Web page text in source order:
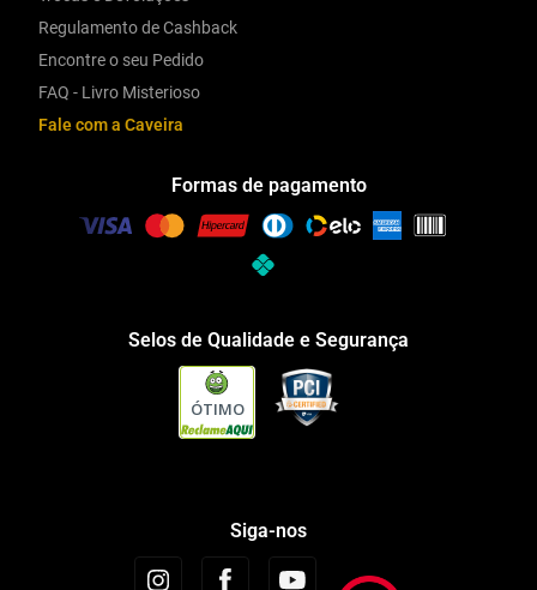
Regulamento de Cashback
Encontre o seu Pedido
FAQ - Livro Misterioso
Fale com a Caveira
Formas de pagamento
Selos de Qualidade e Segurança
ÓTIMO
Siga-nos